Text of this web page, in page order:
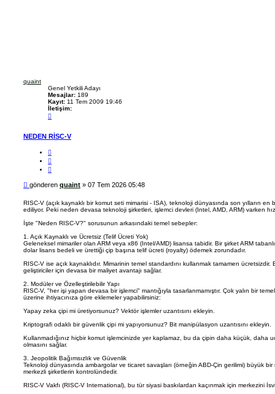
quaint
Genel Yetkili Adayı
Mesajlar: 189
Kayıt: 11 Tem 2009 19:46
İletişim:
l
t
i
i
a
i
t
NEDEN RISC-V
i
l
g
l
ı
t
M
s
a
gönderen quaint » 07 Tem 2026 05:48
RISC-V (açık kaynaklı bir komut seti mimarisi - ISA), teknoloji dünyasında son yılların
ediliyor. Peki neden devasa teknoloji şirketleri, işlemci devleri (Intel, AMD, ARM) varken
İşte "Neden RISC-V?" sorusunun arkasındaki temel sebepler:
1. Açık Kaynaklı ve Ücretsiz (Telif Ücreti Yok)
Geleneksel mimariler olan ARM veya x86 (Intel/AMD) lisansa tabidir. Bir şirket ARM
dolar lisans bedeli ve ürettiği çip başına telif ücreti (royalty) ödemek zorundadır.
RISC-V ise açık kaynaklıdır. Mimarinin temel standardını kullanmak tamamen ücretsizdir.
geliştiriciler için devasa bir maliyet avantajı sağlar.
2. Modüler ve Özelleştirilebilir Yapı
RISC-V, "her işi yapan devasa bir işlemci" mantığıyla tasarlanmamıştır. Çok yalın bir
üzerine ihtiyacınıza göre eklemeler yapabilirsiniz:
Yapay zeka çipi mi üretiyorsunuz? Vektör işlemler uzantısını ekleyin.
Kriptografi odaklı bir güvenlik çipi mi yapıyorsunuz? Bit manipülasyon uzantısını ekleyin.
Kullanmadığınız hiçbir komut işlemcinizde yer kaplamaz, bu da çipin daha küçük, daha
olmasını sağlar.
3. Jeopolitik Bağımsızlık ve Güvenlik
Teknoloji dünyasında ambargolar ve ticaret savaşları (örneğin ABD-Çin gerilimi) büyük
merkezli şirketlerin kontrolündedir.
RISC-V Vakfı (RISC-V International), bu tür siyasi baskılardan kaçınmak için merkezini